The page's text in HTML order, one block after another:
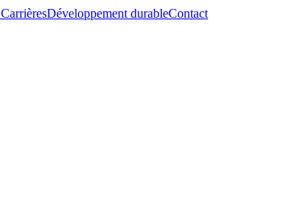
CarrièresDéveloppement durableContact